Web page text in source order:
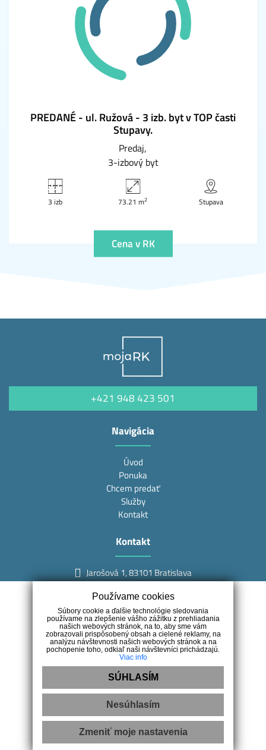
PREDANÉ - ul. Ružová - 3 izb. byt v TOP časti
Stupavy.
Predaj
3-izbový byt
3 izb 73.21 m2 Stupava
Cena v RK
+421 948 423 501
Navigácia
Úvod
Ponuka
Chcem predať
Služby
Kontakt
Kontakt
Jarošová 1, 83101 Bratislava
info@mojark.sk
Náš tím
Ing. Miroslav Kocúr
Gabriela Macášková
Silvia Karásková
Používame cookies
Súbory cookie a ďalšie technológie sledovania
používame na zlepšenie vášho zážitku z prehliadania
našich webových stránok, na to, aby sme vám
zobrazovali prispôsobený obsah a cielené reklamy, na
analýzu návštevnosti našich webových stránok a na
pochopenie toho, odkiaľ naši návštevníci prichádzajú.
Viac info
SÚHLASÍM
Nesúhlasím
Zmeniť moje nastavenia